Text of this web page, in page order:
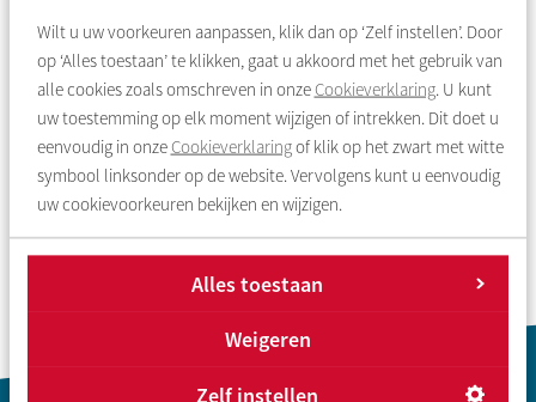
Wilt u uw voorkeuren aanpassen, klik dan op ‘Zelf instellen’. Door
op ‘Alles toestaan’ te klikken, gaat u akkoord met het gebruik van
alle cookies zoals omschreven in onze Cookieverklaring. U kunt
uw toestemming op elk moment wijzigen of intrekken. Dit doet u
eenvoudig in onze Cookieverklaringof klik op het zwart met witte
symbool linksonder op de website. Vervolgens kunt u eenvoudig
uw cookievoorkeuren bekijken en wijzigen.
Alles toestaan
Weigeren
Zelf instellen
Overzicht
Vorige